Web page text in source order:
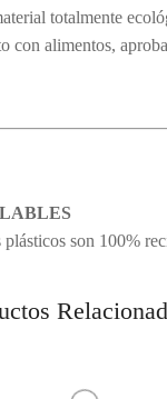
totalmente
con alimentos,
son 100%